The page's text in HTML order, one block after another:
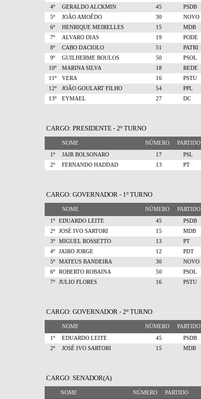
4º
GERALDO ALCKMIN 45 PSDB
5º
JOÃO AMOÊDO 30 NOVO
6º
HENRIQUE MEIRELLES 15 MDB
7º
ALVARO DIAS 19 PODE
8º
CABO DACIOLO 51 PATRI
9º
GUILHERME BOULOS 50 PSOL
10º
MARINA SILVA 18 REDE
11º
VERA 16 PSTU
12º
JOÃO GOULART FILHO 54 PPL
13º
EYMAEL 27 DC
CARGO: PRESIDENTE - 2º TURNO
NOME NÚMERO PARTIDO
1º JAIR BOLSONARO 17 PSL
2º
FERNANDO HADDAD 13 PT
CARGO: GOVERNADOR - 1º TURNO
NOME NÚMERO PARTIDO
1º EDUARDO LEITE 45 PSDB
2º
JOSÉ IVO SARTORI 15 MDB
3º
MIGUEL ROSSETTO 13 PT
4º
JAIRO JORGE 12 PDT
5º
MATEUS BANDEIRA 30 NOVO
6º
ROBERTO ROBAINA 50 PSOL
7º
JULIO FLORES 16 PSTU
CARGO: GOVERNADOR - 2º TURNO
NOME NÚMERO PARTIDO
1º EDUARDO LEITE 45 PSDB
2º
JOSÉ IVO SARTORI 15 MDB
CARGO: SENADOR(A)
NOME NÚMERO PARTIDO